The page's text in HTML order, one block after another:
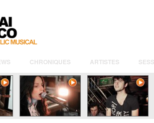
CHRONIQUES ARTISTES